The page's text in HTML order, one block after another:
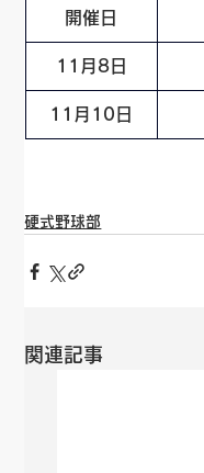
開催日
11月8日
11月10日
硬式野球部
関連記事